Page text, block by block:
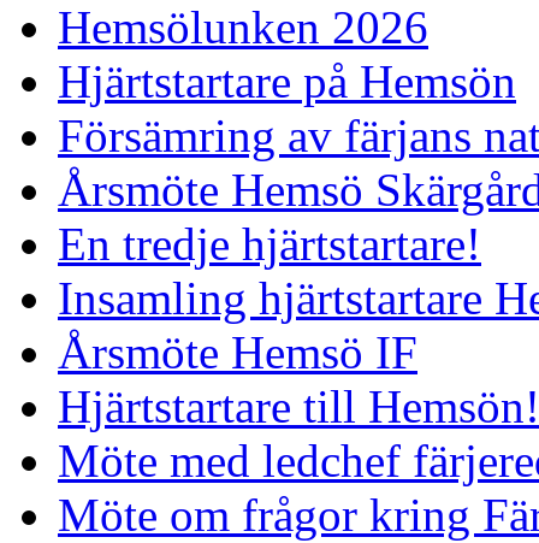
Hemsölunken 2026
Hjärtstartare på Hemsön
Försämring av färjans
Årsmöte Hemsö
En tredje hjärtstartare!
Insamling hjärtstartare
Årsmöte Hemsö IF
Hjärtstartare till Hemsön!
Möte med ledchef
Möte om frågor kring